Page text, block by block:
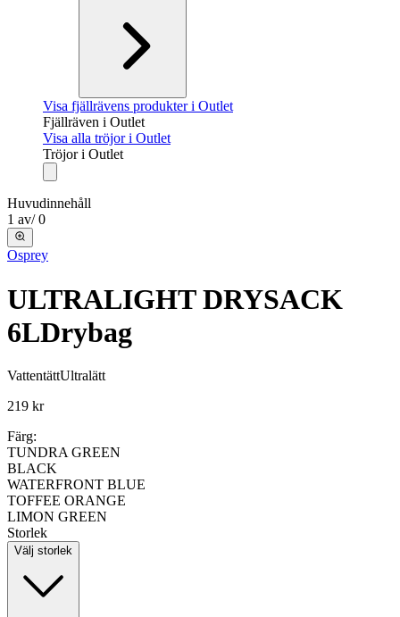
Visa fjällrävens produkter i Outlet
Fjällräven i Outlet
Visa alla tröjor i Outlet
Tröjor i Outlet
Huvudinnehåll
1 av/ 0
Osprey
ULTRALIGHT DRYSACK
6LDrybag
VattentättUltralätt
219 kr
Färg:
TUNDRA GREEN
BLACK
WATERFRONT BLUE
TOFFEE ORANGE
LIMON GREEN
Storlek
Välj storlek